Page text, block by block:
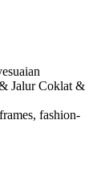
Jalur Coklat &
fashion-